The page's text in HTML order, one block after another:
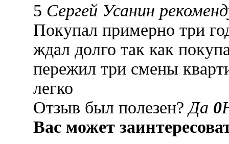
5 Сергей Усанин
Покупал примерно три
ждал долго так как
пережил три смены
легко
Отзыв был полезен?Да 0
Вас может